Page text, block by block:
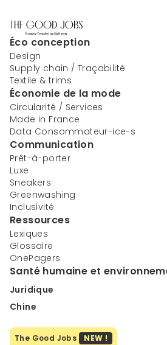
Éco conception
Design
Supply chain / Traçabilité
Textile & trims
Économie de la mode
Circularité / Services
Made in France
Data Consommateur-ice-s
Communication
Prêt-à-porter
Luxe
Sneakers
Greenwashing
Inclusivité
Ressources
Lexiques
Glossaire
OnePagers
Santé humaine et
Juridique
Chine
The Good Jobs NEW !